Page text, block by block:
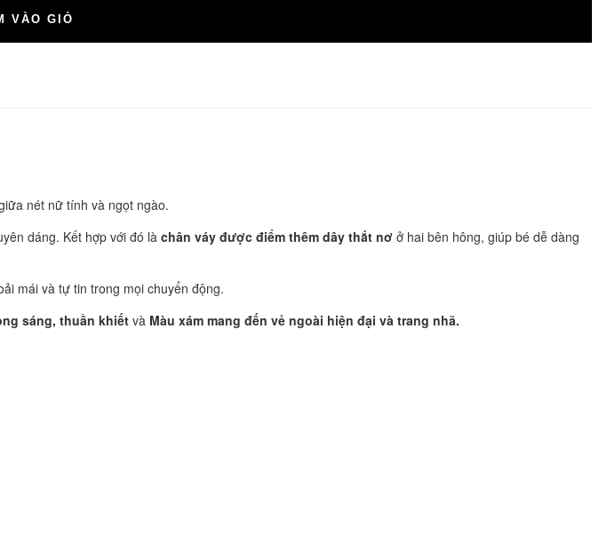
VÀO GIỎ
nét nữ tính và ngọt ngào.
dáng. Kết hợp với đó là chân váy được điểm thêm dây thắt nơ ở hai bên hông, giúp bé dễ dàng
mái và tự tin trong mọi chuyển động.
sáng, thuần khiết và Màu xám mang đến vẻ ngoài hiện đại và trang nhã.